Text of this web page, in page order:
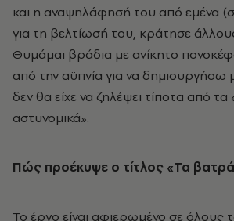
και η αναψηλάφησή του από εµένα
για τη βελτίωσή του, κράτησε
Θυµάµαι βράδια µε ανίκητο
από την αϋπνία για να δηµιουργήσω
δεν θα είχε να ζηλέψει τίποτα από τα
αστυνοµικά».
Πώς προέκυψε ο τίτλος «Τα
Το έργο είναι αφιερωµένο σε